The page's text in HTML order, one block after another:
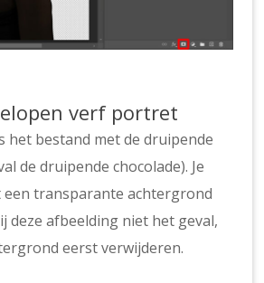
verf portret
het bestand met de druipende
de druipende chocolade). Je
transparante achtergrond
deze afbeelding niet het geval,
eerst verwijderen.